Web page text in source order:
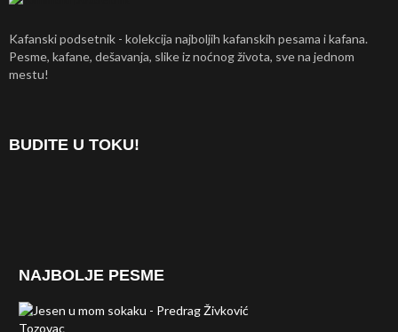
Kafanski podsetnik - kolekcija najboljih kafanskih pesama i kafana.
Pesme, kafane, dešavanja, slike iz noćnog života, sve na jednom
mestu!
BUDITE U TOKU!
NAJBOLJE PESME